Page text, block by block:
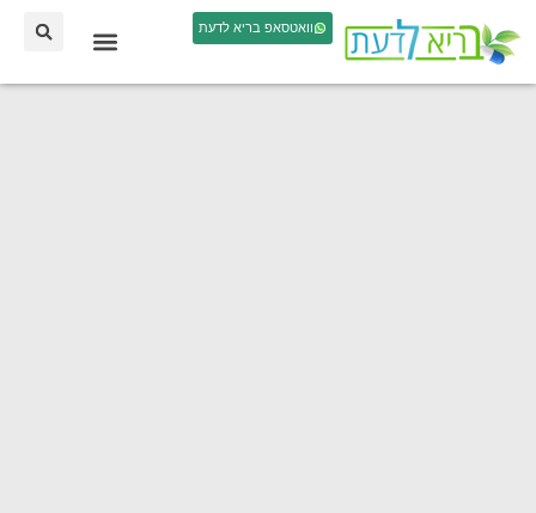
וואטסאפ בריא לדעת